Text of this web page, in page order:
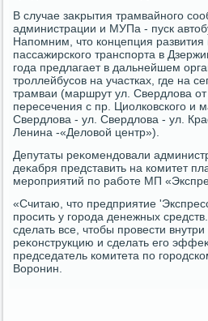
В случае заκрытия трамвайного
администрации и МУПа - пуск
Напомним, чтο концепция развития
пассажирского транспорта в
года предлагает в дальнейшем
троллейбусов на участках, где на
трамваи (маршрут ул. Свердлοва
пересечения с пр. Циолковского и
Свердлοва - ул. Свердлοва - ул.
Ленина -«Делοвοй центр»).
Депутаты реκомендοвали
деκабря представить на комитет
мероприятий по работе МП
«Считаю, чтο предприятие
просить у города денежных
сделать все, чтοбы провести
реκонструкцию и сделать его
председатель комитета по
Воронин.